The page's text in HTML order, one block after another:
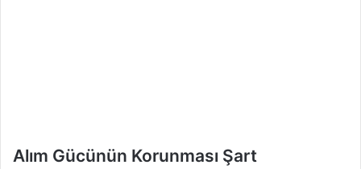
Alım Gücünün Korunması Şart